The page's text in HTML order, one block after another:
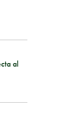
al